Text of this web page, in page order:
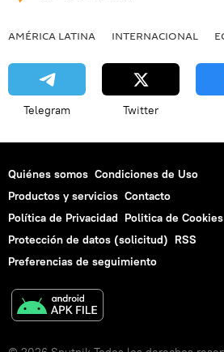
AMÉRICA LATINA INTERNACIONAL
Telegram Twitter
Quiénes somos Condiciones de Uso
Productos y servicios Contacto
Política de Privacidad Politica de Cookies
Protección de datos (solicitud) RSS
Preferencias de seguimiento